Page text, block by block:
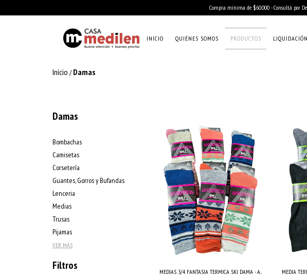
Compra mínima de $60.000 - Consultá por
INICIO QUIÉNES SOMOS PRODUCTOS LIQUIDACIÓN
Inicio / Damas
Damas
Bombachas
Camisetas
Corsetería
Guantes, Gorros y Bufandas
Lenceria
Medias
Trusas
Pijamas
VER MÁS
Filtros MEDIAS 3/4 FANTASIA TERMICA SKI DAMA - A... MEDIA